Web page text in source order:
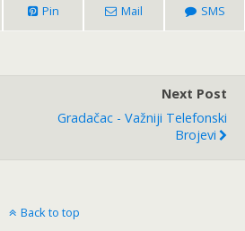
Pin Mail SMS
Next Post
Gradačac - Važniji Telefonski
Brojevi
Back to top